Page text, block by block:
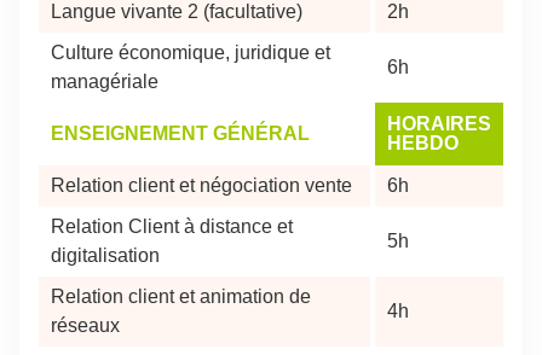
Langue vivante 2 (facultative)
2h
Culture économique, juridique et
managériale
6h
ENSEIGNEMENT GÉNÉRAL
HORAIRES
HEBDO
Relation client et négociation vente
6h
Relation Client à distance et
digitalisation
5h
Relation client et animation de
réseaux
4h